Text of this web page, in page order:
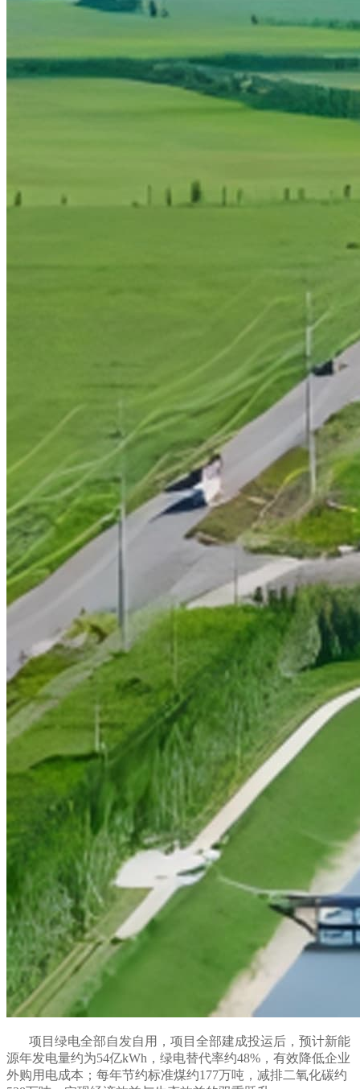
项目绿电全部自发自用，项目全部建成投运后，预计新能
源年发电量约为54亿kWh，绿电替代率约48%，有效降低企业
外购用电成本；每年节约标准煤约177万吨，减排二氧化碳约